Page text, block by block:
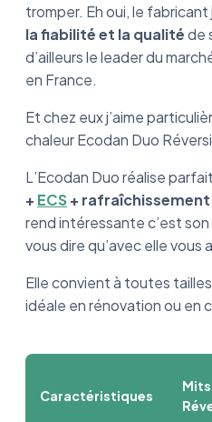
tromper. Eh oui, le
la fiabilité et la qualitéde
d’ailleurs le leader du
en France.
Et chez eux j’aime
chaleur Ecodan Duo
L’Ecodan Duo réalise
+ ECS+ rafraîchissement
rend intéressante c’est son
vous dire qu’avec elle vous
Elle convient à toutes
idéale en rénovation ou en
Caractéristiques